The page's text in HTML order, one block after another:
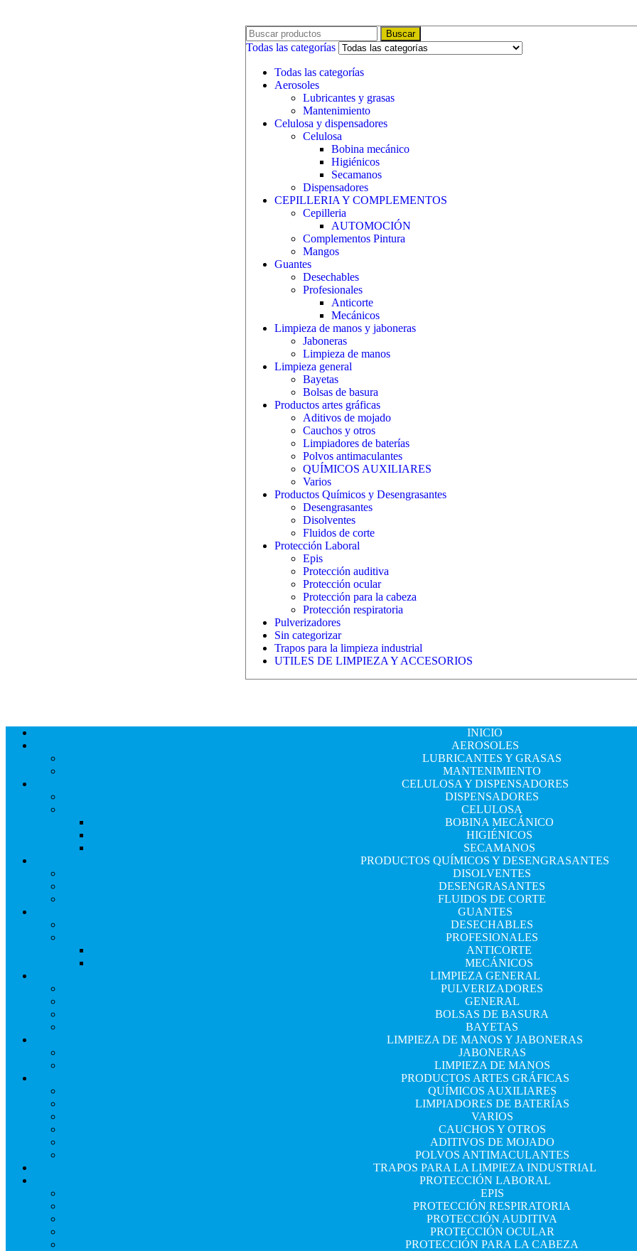
Buscar
Todas las categorías
Todas las categorías
Aerosoles
Lubricantes y grasas
Mantenimiento
Celulosa y dispensadores
Celulosa
Bobina mecánico
Higiénicos
Secamanos
Dispensadores
CEPILLERIA Y COMPLEMENTOS
Cepilleria
AUTOMOCIÓN
Complementos Pintura
Mangos
Guantes
Desechables
Profesionales
Anticorte
Mecánicos
Limpieza de manos y jaboneras
Jaboneras
Limpieza de manos
Limpieza general
Bayetas
Bolsas de basura
Productos artes gráficas
Aditivos de mojado
Cauchos y otros
Limpiadores de baterías
Polvos antimaculantes
QUÍMICOS AUXILIARES
Varios
Productos Químicos y Desengrasantes
Desengrasantes
Disolventes
Fluidos de corte
Protección Laboral
Epis
Protección auditiva
Protección ocular
Protección para la cabeza
Protección respiratoria
Pulverizadores
Sin categorizar
Trapos para la limpieza industrial
UTILES DE LIMPIEZA Y ACCESORIOS
INICIO
AEROSOLES
LUBRICANTES Y GRASAS
MANTENIMIENTO
CELULOSA Y DISPENSADORES
DISPENSADORES
CELULOSA
BOBINA MECÁNICO
HIGIÉNICOS
SECAMANOS
PRODUCTOS QUÍMICOS Y DESENGRASANTES
DISOLVENTES
DESENGRASANTES
FLUIDOS DE CORTE
GUANTES
DESECHABLES
PROFESIONALES
ANTICORTE
MECÁNICOS
LIMPIEZA GENERAL
PULVERIZADORES
GENERAL
BOLSAS DE BASURA
BAYETAS
LIMPIEZA DE MANOS Y JABONERAS
JABONERAS
LIMPIEZA DE MANOS
PRODUCTOS ARTES GRÁFICAS
QUÍMICOS AUXILIARES
LIMPIADORES DE BATERÍAS
VARIOS
CAUCHOS Y OTROS
ADITIVOS DE MOJADO
POLVOS ANTIMACULANTES
TRAPOS PARA LA LIMPIEZA INDUSTRIAL
PROTECCIÓN LABORAL
EPIS
PROTECCIÓN RESPIRATORIA
PROTECCIÓN AUDITIVA
PROTECCIÓN OCULAR
PROTECCIÓN PARA LA CABEZA